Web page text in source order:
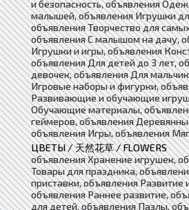
и безопасность, объявления
малышей, объявления Игрушки
объявления Творчество для
объявления С малышом на дачу,
Игрушки и игры, объявления
объявления Для детей до 3 лет,
девочек, объявления Для
Игровые наборы и фигурки,
Развивающие и обучающие
Обучающие материалы,
геймеров, объявления
объявления Игры, объявления
ЦВЕТЫ / 天然花草 / FLOWERS
объявления Хранение игрушек,
Товары для праздника,
приставки, объявления Развитие
объявления Раннее развитие,
для детей, объявления Пазлы,